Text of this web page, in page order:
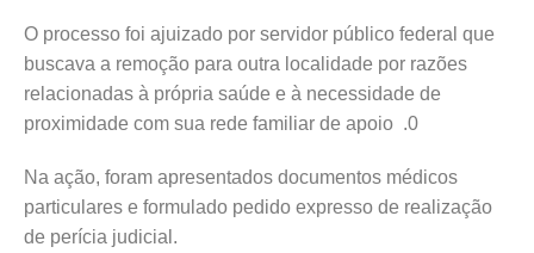
O processo foi ajuizado por servidor público federal que
buscava a remoção para outra localidade por razões
relacionadas à própria saúde e à necessidade de
proximidade com sua rede familiar de apoio .0
Na ação, foram apresentados documentos médicos
particulares e formulado pedido expresso de realização
de perícia judicial.